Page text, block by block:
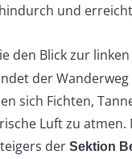
hindurch und
den Blick zur linken
der
sich Fichten,
Luft zu
der Sektion